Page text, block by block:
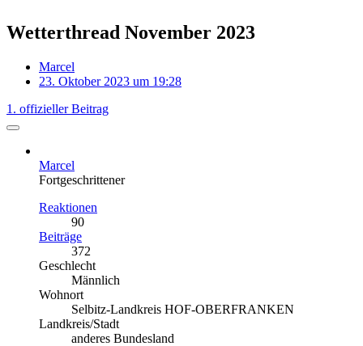
Wetterthread November 2023
Marcel
23. Oktober 2023 um 19:28
1. offizieller Beitrag
Marcel
Fortgeschrittener
Reaktionen
90
Beiträge
372
Geschlecht
Männlich
Wohnort
Selbitz-Landkreis HOF-OBERFRANKEN
Landkreis/Stadt
anderes Bundesland